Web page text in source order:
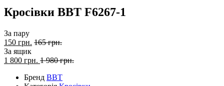
Кросівки BBT F6267-1
За пару
150 грн. 165 грн.
За ящик
1 800 грн. 1 980 грн.
Бренд BBT